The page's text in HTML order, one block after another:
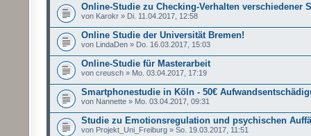
Online-Studie zu Checking-Verhalten verschiedener
von Karokr » Di. 11.04.2017, 12:58
Online Studie der Universität Bremen!
von LindaDen » Do. 16.03.2017, 15:03
Online-Studie für Masterarbeit
von creusch » Mo. 03.04.2017, 17:19
Smartphonestudie in Köln - 50€
von Nannette » Mo. 03.04.2017, 09:31
Studie zu Emotionsregulation und psychischen
von Projekt_Uni_Freiburg » So. 19.03.2017, 11:51